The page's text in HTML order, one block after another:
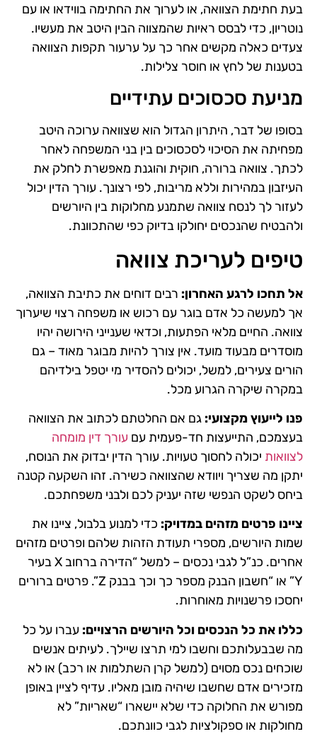
בעת חתימת הצוואה, או לערוך את החתימה בווידאו או עם
נוטריון, כדי לבסס ראיות שהמצווה הבין היטב את מעשיו.
צעדים כאלה מקשים אחר כך על ערעור תקפות הצוואה
בטענות של לחץ או חוסר צלילות.
מניעת סכסוכים עתידיים
בסופו של דבר, היתרון הגדול הוא שצוואה ערוכה היטב
מפחיתה את הסיכוי לסכסוכים בין בני המשפחה לאחר
לכתך. צוואה ברורה, חוקית והוגנת מאפשרת לחלק את
העיזבון במהירות וללא מריבות, לפי רצונך. עורך הדין יכול
לעזור לך לנסח צוואה שתמנע מחלוקות בין היורשים
ולהבטיח שהנכסים יחולקו בדיוק כפי שהתכוונת.
טיפים לעריכת צוואה
אל תחכו לרגע האחרון: רבים דוחים את כתיבת הצוואה,
אך למעשה כל אדם בוגר עם רכוש או משפחה רצוי שיערוך
צוואה. החיים מלאי הפתעות, וכדאי שענייני הירושה יהיו
מוסדרים מבעוד מועד. אין צורך להיות מבוגר מאוד – גם
הורים צעירים, למשל, יכולים להסדיר מי יטפל בילדיהם
במקרה שיקרה הגרוע מכל.
פנו לייעוץ מקצועי: גם אם החלטתם לכתוב את הצוואה
בעצמכם, התייעצות חד-פעמית עם עורך דין מומחה
לצוואות יכולה לחסוך טעויות. עורך הדין יבדוק את הנוסח,
יתקן מה שצריך ויוודא שהצוואה כשירה. זהו השקעה קטנה
ביחס לשקט הנפשי שזה יעניק לכם ולבני משפחתכם.
ציינו פרטים מזהים במדויק: כדי למנוע בלבול, ציינו את
שמות היורשים, מספרי תעודת הזהות שלהם ופרטים מזהים
אחרים. כנ”ל לגבי נכסים – למשל “הדירה ברחוב X בעיר
Y” או “חשבון הבנק מספר כך וכך בבנק Z”. פרטים ברורים
יחסכו פרשנויות מאוחרות.
כללו את כל הנכסים וכל היורשים הרצויים: עברו על כל
מה שבבעלותכם וחשבו למי תרצו שיילך. לעיתים אנשים
שוכחים נכס מסוים (למשל קרן השתלמות או רכב) או לא
מזכירים אדם שחשבו שיהיה מובן מאליו. עדיף לציין באופן
מפורש את החלוקה כדי שלא יישארו “שאריות” לא
מחולקות או ספקולציות לגבי כוונתכם.